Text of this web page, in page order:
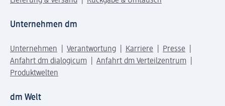
Unternehmen dm
Unternehmen Verantwortung Karriere
Presse
Anfahrt dm dialogicum
Anfahrt dm Verteilzentrum
Produktwelten
dm Welt